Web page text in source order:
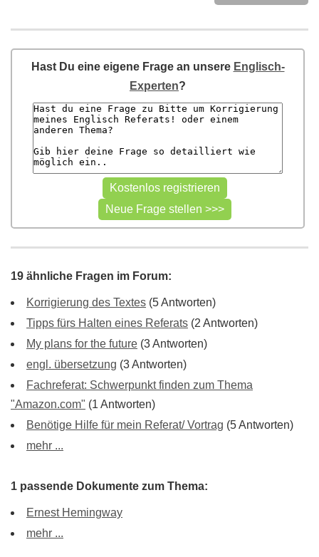
Hast Du eine eigene Frage an unsere Englisch-
Experten?
19 ähnliche Fragen im Forum:
Korrigierung des Textes (5 Antworten)
Tipps fürs Halten eines Referats (2 Antworten)
My plans for the future (3 Antworten)
engl. übersetzung (3 Antworten)
Fachreferat: Schwerpunkt finden zum Thema
"Amazon.com" (1 Antworten)
Benötige Hilfe für mein Referat/ Vortrag (5 Antworten)
mehr ...
1 passende Dokumente zum Thema:
Ernest Hemingway
mehr ...